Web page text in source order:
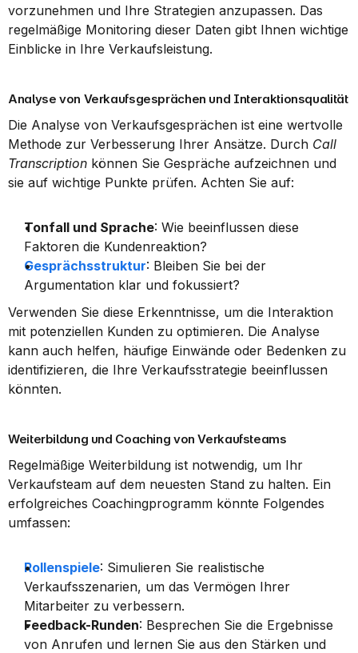
vorzunehmen und Ihre Strategien anzupassen. Das
regelmäßige Monitoring dieser Daten gibt Ihnen wichtige
Einblicke in Ihre Verkaufsleistung.
Analyse von Verkaufsgesprächen und Interaktionsqualität
Die Analyse von Verkaufsgesprächen ist eine wertvolle
Methode zur Verbesserung Ihrer Ansätze. Durch Call
Transcription können Sie Gespräche aufzeichnen und
sie auf wichtige Punkte prüfen. Achten Sie auf:
Tonfall und Sprache: Wie beeinflussen diese
Faktoren die Kundenreaktion?
Gesprächsstruktur: Bleiben Sie bei der
Argumentation klar und fokussiert?
Verwenden Sie diese Erkenntnisse, um die Interaktion
mit potenziellen Kunden zu optimieren. Die Analyse
kann auch helfen, häufige Einwände oder Bedenken zu
identifizieren, die Ihre Verkaufsstrategie beeinflussen
könnten.
Weiterbildung und Coaching von Verkaufsteams
Regelmäßige Weiterbildung ist notwendig, um Ihr
Verkaufsteam auf dem neuesten Stand zu halten. Ein
erfolgreiches Coachingprogramm könnte Folgendes
umfassen:
Rollenspiele: Simulieren Sie realistische
Verkaufsszenarien, um das Vermögen Ihrer
Mitarbeiter zu verbessern.
Feedback-Runden: Besprechen Sie die Ergebnisse
von Anrufen und lernen Sie aus den Stärken und